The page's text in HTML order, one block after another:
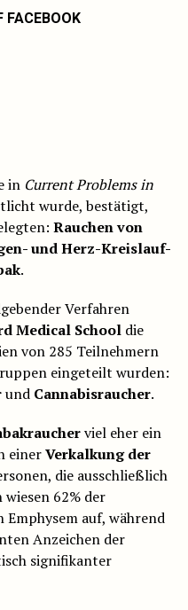
FACEBOOK
in Current Problems in
wurde, bestätigt,
Rauchen von
und Herz-Kreislauf-
.
Verfahren
Medical Schooldie
von 285 Teilnehmern
eingeteilt wurden:
und Cannabisraucher.
viel eher ein
einerVerkalkung der
die ausschließlich
62% der
Emphysem auf, während
Anzeichen der
signifikanter